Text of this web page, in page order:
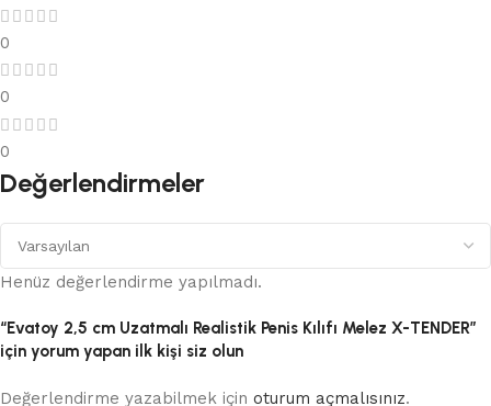
0
0
0
Değerlendirmeler
Henüz değerlendirme yapılmadı.
“Evatoy 2,5 cm Uzatmalı Realistik Penis Kılıfı Melez X-TENDER”
için yorum yapan ilk kişi siz olun
Değerlendirme yazabilmek için oturum açmalısınız.